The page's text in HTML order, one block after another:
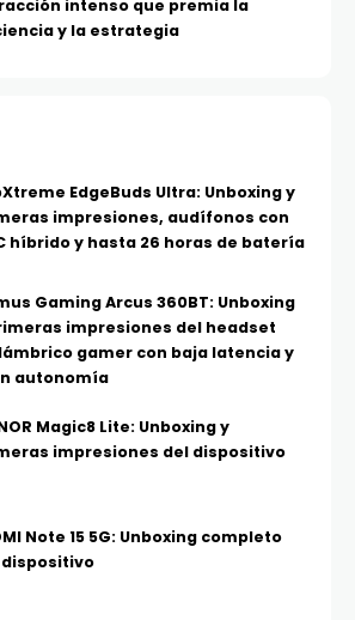
intenso que premia la
y la estrategia
EdgeBuds Ultra: Unboxing y
impresiones, audífonos con
híbrido y hasta 26 horas de batería
Gaming Arcus 360BT: Unboxing
impresiones del headset
gamer con baja latencia y
autonomía
Magic8 Lite: Unboxing y
impresiones del dispositivo
Note 15 5G: Unboxing completo
dispositivo